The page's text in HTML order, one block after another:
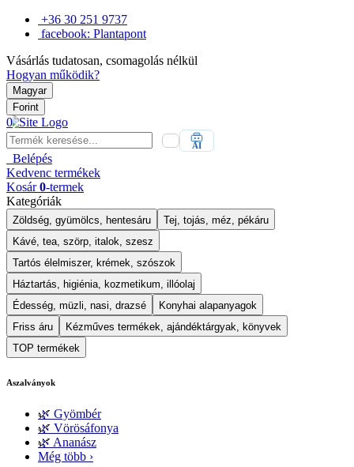
+36 30 251 9737
facebook: Plantapont
Vásárlás tudatosan, csomagolás nélkül
Hogyan működik?
Magyar
Forint
0
AI
Belépés
Kedvenc termékek
Kosár 0-termek
Kategóriák
Zöldség, gyümölcs, hentesáru
Tej, tojás, méz, pékáru
Kávé, tea, szörp, italok, szesz
Tartós élelmiszer, krémek, szószok
Háztartás, higiénia, kozmetikum, illóolaj
Édesség, müzli, nasi, drazsé
Konyhai alapanyagok
Friss áru
Kézműves termékek, ajándéktárgyak, könyvek
TOP termékek
Aszalványok
🌿 Gyömbér
🌿 Vörösáfonya
🌿 Ananász
Még több ›